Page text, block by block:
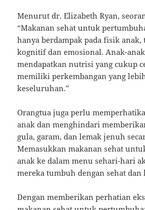
Menurut dr. Elizabeth Ryan,
“Makanan sehat untuk
hanya berdampak pada fisik anak,
kognitif dan emosional. Anak-
mendapatkan nutrisi yang cukup
memiliki perkembangan yang
keseluruhan.”
Orangtua juga perlu
anak dan menghindari
gula, garam, dan lemak jenuh
Memasukkan makanan sehat
anak ke dalam menu sehari-hari
mereka tumbuh dengan sehat dan
Dengan memberikan perhatian